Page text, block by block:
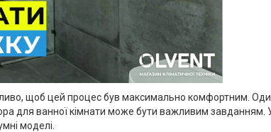
щоб цей процес був максимально комфортним.
для ванної кімнати може бути важливим завданням.
моделі.